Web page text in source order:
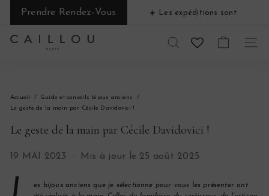
Passer
contenu
Prendre Rendez-Vous
☀️​ Les expéditions sont
C
l
l
o
u
RECHERCHER
Accueil
Guide et conseils bijoux anciens
Le geste de la main par Cécile Davidovici !
Le geste de la main par Cécile Davidovici !
19 MAI 2023 Mis à jour le 25 août 2025
es bijoux anciens que je sélectionne pour vous les présenter ont